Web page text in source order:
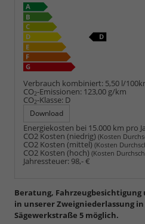
Verbrauch kombiniert: 5,50 l/
CO2-Emissionen: 123,00 g/km
CO2-Klasse: D
Download
Energiekosten bei 15.000 km pro
CO2 Kosten (niedrig) (Kosten
CO2 Kosten (mittel) (Kosten
CO2 Kosten (hoch) (Kosten
Jahressteuer: 98,- €
Beratung,
in unserer Zweigniederlassung in
Sägewerkstraße 5 möglich.